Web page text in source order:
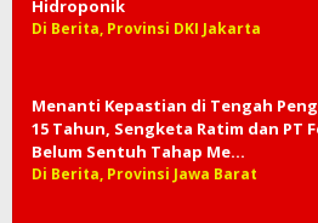
Hidroponik
Di Berita, Provinsi DKI Jakarta
Menanti Kepastian di Tengah
15 Tahun, Sengketa Ratim dan PT
Belum Sentuh Tahap Me…
Di Berita, Provinsi Jawa Barat